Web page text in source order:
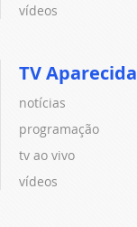
vídeos
TV Aparecida
notícias
programação
tv ao vivo
vídeos